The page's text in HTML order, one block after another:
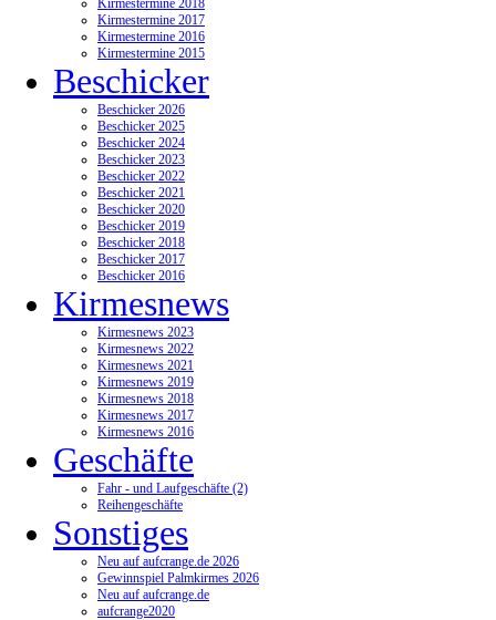
Kirmestermine 2018
Kirmestermine 2017
Kirmestermine 2016
Kirmestermine 2015
Beschicker
Beschicker 2026
Beschicker 2025
Beschicker 2024
Beschicker 2023
Beschicker 2022
Beschicker 2021
Beschicker 2020
Beschicker 2019
Beschicker 2018
Beschicker 2017
Beschicker 2016
Kirmesnews
Kirmesnews 2023
Kirmesnews 2022
Kirmesnews 2021
Kirmesnews 2019
Kirmesnews 2018
Kirmesnews 2017
Kirmesnews 2016
Geschäfte
Fahr - und Laufgeschäfte (2)
Reihengeschäfte
Sonstiges
Neu auf aufcrange.de 2026
Gewinnspiel Palmkirmes 2026
Neu auf aufcrange.de
aufcrange2020